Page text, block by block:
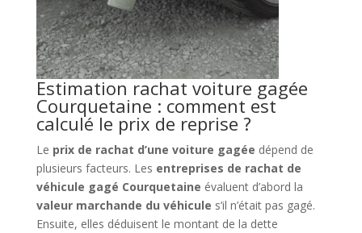
Estimation rachat voiture gagée
Courquetaine : comment est
calculé le prix de reprise ?
Le prix de rachat d’une voiture gagée dépend de
plusieurs facteurs. Les entreprises de rachat de
véhicule gagé Courquetaine évaluent d’abord la
valeur marchande du véhicule s’il n’était pas gagé.
Ensuite, elles déduisent le montant de la dette